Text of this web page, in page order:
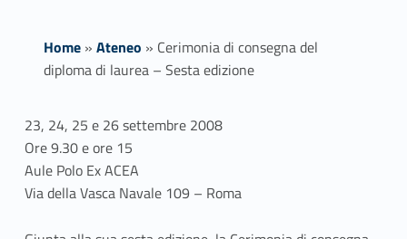
Home» Ateneo » Cerimonia di consegna del
diploma di laurea – Sesta edizione
C
e
r
23, 24, 25 e 26 settembre 2008
Ore 9.30 e ore 15
Aule Polo Ex ACEA
Via della Vasca Navale 109 – Roma